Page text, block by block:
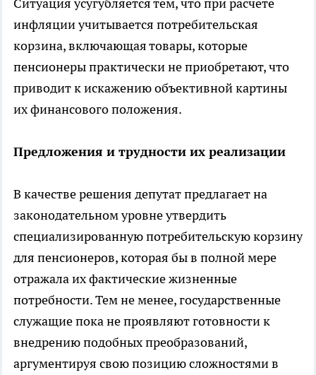
инфляции учитывается потребительская
корзина, включающая товары, которые
пенсионеры практически не приобретают, что
приводит к искажению объективной картины
их финансового положения.
Предложения и трудности их реализации
В качестве решения депутат предлагает на
законодательном уровне утвердить
специализированную потребительскую корзину
для пенсионеров, которая бы в полной мере
отражала их фактические жизненные
потребности. Тем не менее, государственные
служащие пока не проявляют готовности к
внедрению подобных преобразований,
аргументируя свою позицию сложностями в